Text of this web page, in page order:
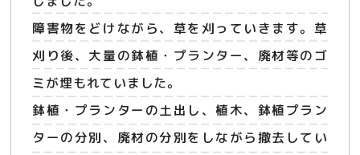
障害物をどけながら、草を刈っていきます。草
刈り後、大量の鉢植・プランター、廃材等のゴ
ミが埋もれていました。
鉢植・プランターの土出し、植木、鉢植プラン
ターの分別、廃材の分別をしながら撤去してい